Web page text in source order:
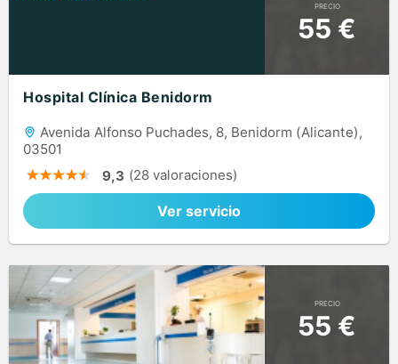
PRECIO
55 €
Hospital Clínica Benidorm
Avenida Alfonso Puchades, 8, Benidorm (Alicante),
03501
9,3 (28 valoraciones)
Ver servicio
PRECIO
55 €